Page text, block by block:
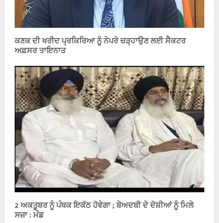
ਕਣਕ ਦੀ ਖਰੀਦ ਪ੍ਰਕਿਰਿਆ ਨੂੰ ਨੇਪਰੇ ਚੜ੍ਹਾਉਣ ਲਈ ਸੈਕਟਰ
ਅਫ਼ਸਰ ਤਾਇਨਾਤ
2 ਅਕਤੂਬਰ ਨੂੰ ਪੰਥਕ ਇਕੱਠ ਹੋਵੇਗਾ ; ਬੇਅਦਬੀ ਦੇ ਦੋਸ਼ੀਆਂ ਨੂੰ ਮਿਲੇ
ਸਜ਼ਾ : ਮੰਡ